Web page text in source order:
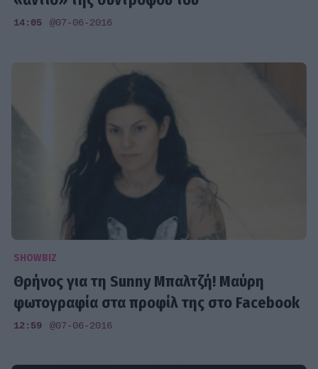
14:05 @07-06-2016
SHOWBIZ
Θρήνος για τη Sunny Μπαλτζή! Μαύρη
φωτογραφία στα προφίλ της στο Facebook
12:59 @07-06-2016